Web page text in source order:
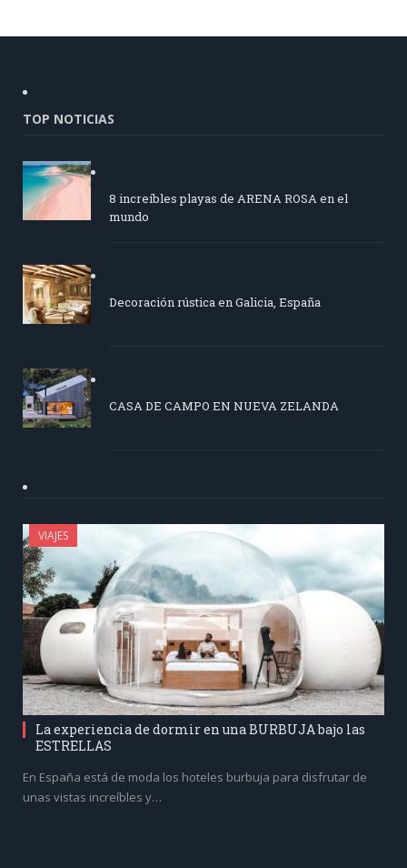
TOP NOTICIAS
8 increíbles playas de ARENA ROSA en el
mundo
Decoración rústica en Galicia, España
CASA DE CAMPO EN NUEVA ZELANDA
VIAJES
La experiencia de dormir en una BURBUJA bajo las
ESTRELLAS
En España está de moda los hoteles burbuja para disfrutar de
unas vistas increíbles y…